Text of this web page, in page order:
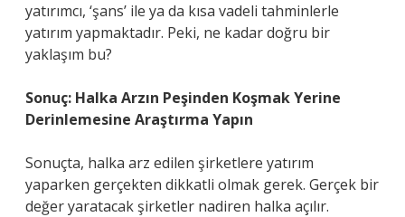
yatırımcı, ‘şans’ ile ya da kısa vadeli tahminlerle
yatırım yapmaktadır. Peki, ne kadar doğru bir
yaklaşım bu?
Sonuç: Halka Arzın Peşinden Koşmak Yerine
Derinlemesine Araştırma Yapın
Sonuçta, halka arz edilen şirketlere yatırım
yaparken gerçekten dikkatli olmak gerek. Gerçek bir
değer yaratacak şirketler nadiren halka açılır.